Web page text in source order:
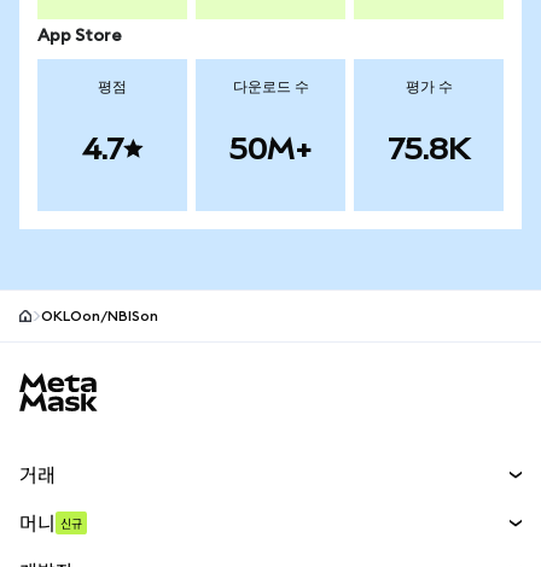
App Store
평점
4.7
다운로드 수
50M+
평가 수
75.8K
OKLOon/NBISon
거래
머니 신규